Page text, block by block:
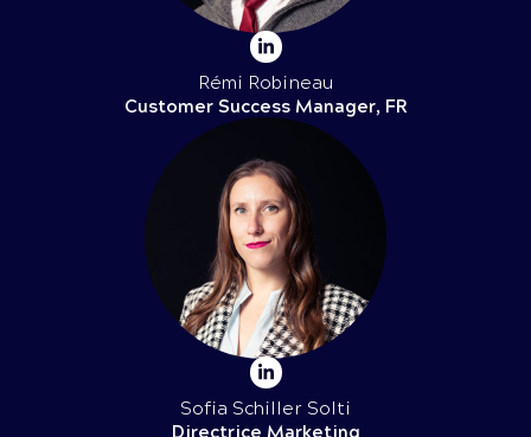
Rémi Robineau
Customer Success Manager, FR
Sofia Schiller Solti
Directrice Marketing